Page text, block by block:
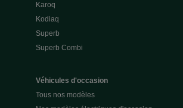
Karoq
Kodiaq
Superb
Superb Combi
Véhicules d'occasion
Tous nos modèles